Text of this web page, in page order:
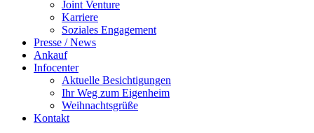
Joint Venture
Karriere
Soziales Engagement
Presse / News
Ankauf
Infocenter
Aktuelle Besichtigungen
Ihr Weg zum Eigenheim
Weihnachtsgrüße
Kontakt